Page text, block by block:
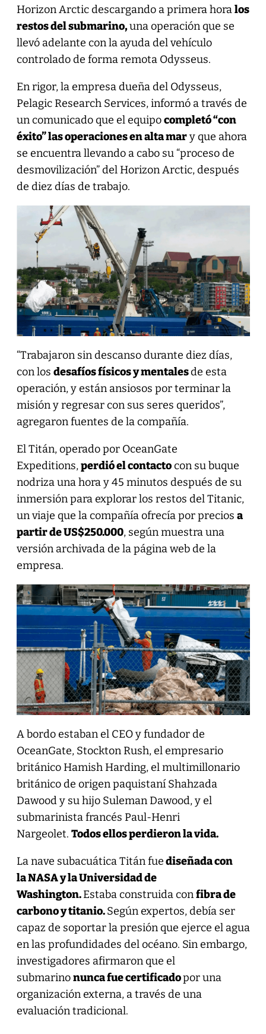
Horizon Arctic descargando a primera horalos
restos del submarino,una operación que se
llevó adelante con la ayuda del vehículo
controlado de forma remota Odysseus.
En rigor, la empresa dueña del Odysseus,
Pelagic Research Services, informó a través de
un comunicado que el equipocompletó “con
éxito” las operaciones en alta mary que ahora
se encuentra llevando a cabo su “proceso de
desmovilización” del Horizon Arctic, después
de diez días de trabajo.
“Trabajaron sin descanso durante diez días,
con los desafíos físicos y mentalesde esta
operación, y están ansiosos por terminar la
misión y regresar con sus seres queridos”,
agregaron fuentes de la compañía.
El Titán, operado por OceanGate
Expeditions,perdió el contactocon su buque
nodriza una hora y 45 minutos después de su
inmersión para explorar los restos del Titanic,
un viaje que la compañía ofrecía por precios a
partir de US$250.000, según muestra una
versión archivada de la página web de la
empresa.
A bordo estaban el CEO y fundador de
OceanGate, Stockton Rush, el empresario
británico Hamish Harding, el multimillonario
británico de origen paquistaní Shahzada
Dawood y su hijo Suleman Dawood, y el
submarinista francés Paul-Henri
Nargeolet. Todos ellos perdieron la vida.
La nave subacuática Titán fuediseñada con
la NASA y la Universidad de
Washington.Estaba construida confibra de
carbono y titanio.Según expertos, debía ser
capaz de soportar la presión que ejerce el agua
en las profundidades del océano. Sin embargo,
investigadores afirmaron que el
submarinonunca fue certificadopor una
organización externa, a través de una
evaluación tradicional.